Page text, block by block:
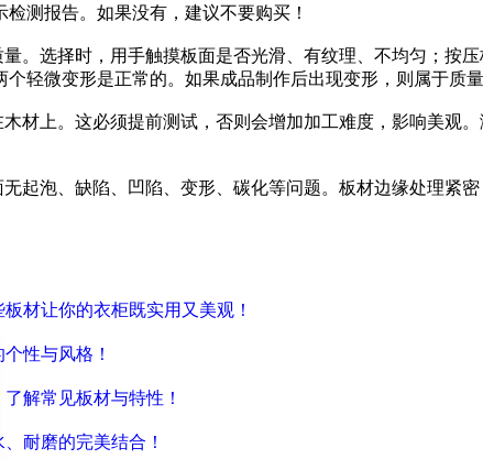
测报告。如果没有，建议不要购买！
。选择时，用手触摸板面是否光滑、有纹理、不均匀；按
轻微变形是正常的。如果成品制作后出现变形，则属于质量
材上。这必须提前测试，否则会增加加工难度，影响美观
起泡、缺陷、凹陷、变形、碳化等问题。板材边缘处理紧
材让你的衣柜既实用又美观！
性与风格！
解常见板材与特性！
耐磨的完美结合！